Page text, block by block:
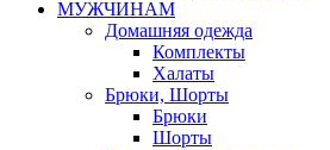
МУЖЧИНАМ
Домашняя одежда
Комплекты
Халаты
Брюки, Шорты
Брюки
Шорты